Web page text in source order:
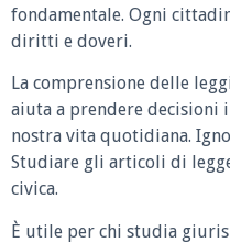
fondamentale. Ogni
diritti e doveri.
La comprensione delle
aiuta a prendere decisioni
nostra vita quotidiana.
Studiare gli articoli di
civica.
È utile per chi studia